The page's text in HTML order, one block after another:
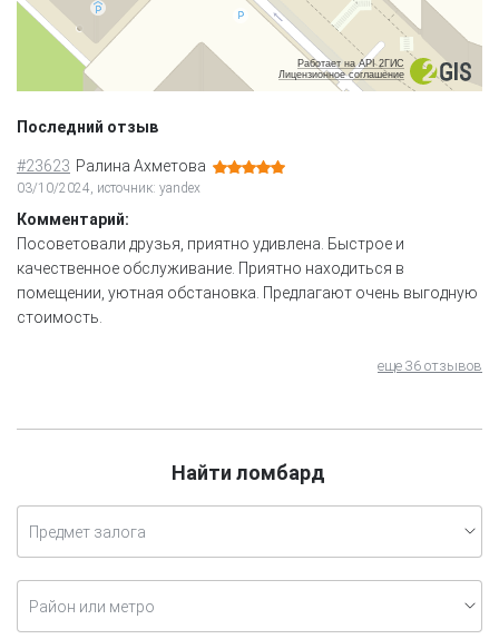
Работает на API 2ГИС
Лицензионное соглашение
Последний отзыв
#23623 Ралина Ахметова
03/10/2024, источник: yandex
Комментарий:
Посоветовали друзья, приятно удивлена. Быстрое и
качественное обслуживание. Приятно находиться в
помещении, уютная обстановка. Предлагают очень выгодную
стоимость.
еще 36 отзывов
Найти ломбард
Предмет залога
Район или метро